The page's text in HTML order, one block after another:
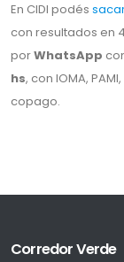
En CIDI podés
con resultados en
porWhatsApp
hs, con IOMA,
copago.
Corredor Verde